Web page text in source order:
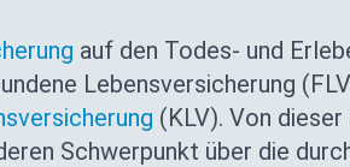
auf den Todes- und
Lebensversicherung
(KLV). Von
Schwerpunkt über die